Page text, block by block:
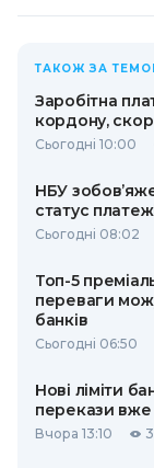
ТАКОЖ ЗА
Заробітна
кордону,
Сьогодні 10:00
НБУ
статус
Сьогодні 08:02
Топ-5
переваги
банків
Сьогодні 06:50
Нові ліміти
перекази вже
Вчора 13:10